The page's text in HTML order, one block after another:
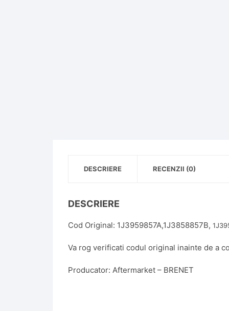
DESCRIERE RECENZII (0)
DESCRIERE
Cod Original: 1J3959857A,1J3858857B,
Va rog verificati codul original inainte de a
Producator: Aftermarket – BRENET